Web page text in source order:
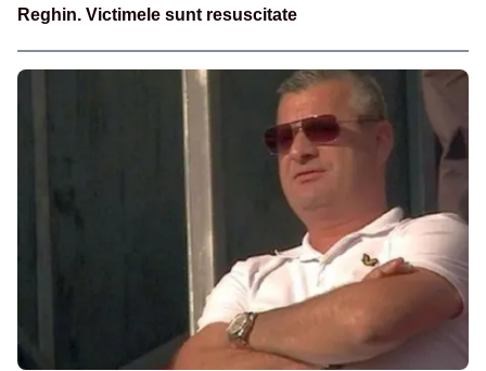
Reghin. Victimele sunt resuscitate